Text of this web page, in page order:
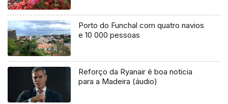
Porto do Funchal com quatro navios
e 10 000 pessoas
Reforço da Ryanair é boa noticia
para a Madeira (áudio)